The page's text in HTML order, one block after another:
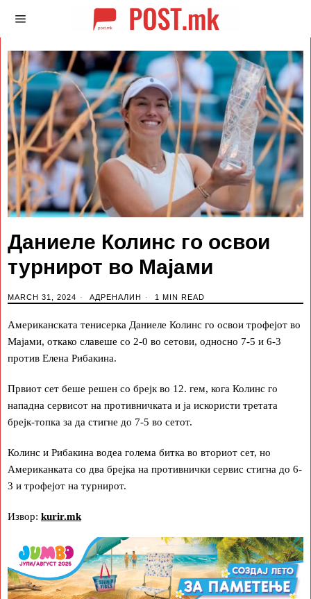
Даниеле Колинс го освои
турнирот во Мајами
MARCH 31, 2024 АДРЕНАЛИН 1 MIN READ
Американската тенисерка Даниеле Колинс го освои трофејот во
Мајами, откако славеше со 2-0 во сетови, односно 7-5 и 6-3
против Елена Рибакина.
Првиот сет беше решен со брејк во 12. гем, кога Колинс го
нападна сервисот на противничката и ја искористи третата
брејк-топка за да стигне до 7-5 во сетот.
Колинс и Рибакина водеа голема битка во вториот сет, но
Американката со два брејка на противнички сервис стигна до 6-
3 и трофејот на турнирот.
Извор: kurir.mk